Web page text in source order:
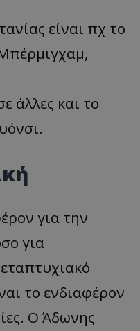
είναι πχ το
άλλες και το
για την
για
το ενδιαφέρον
Ο Άδωνης